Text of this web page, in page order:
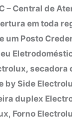
– Central de
em toda
um Posto
secadora
by Side
duplex
Forno